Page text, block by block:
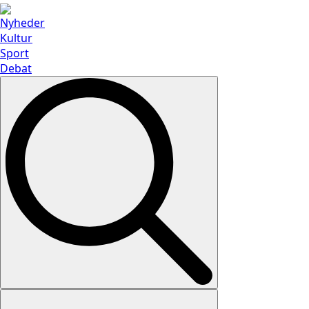
Nyheder
Kultur
Sport
Debat
Search